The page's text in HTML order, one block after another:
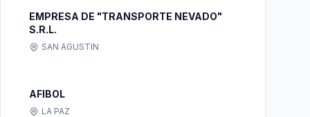
EMPRESA DE "TRANSPORTE NEVADO"
S.R.L.
SAN AGUSTIN
AFIBOL
LA PAZ